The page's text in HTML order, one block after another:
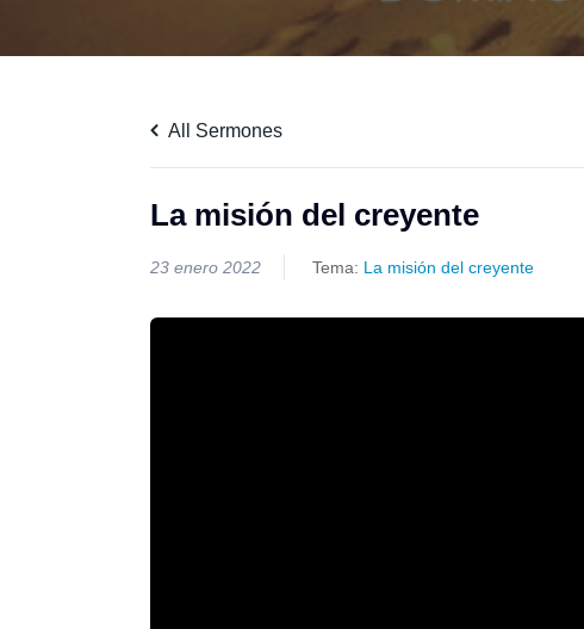
All Sermones
La misión del creyente
23 enero 2022 Tema: La misión del creyente